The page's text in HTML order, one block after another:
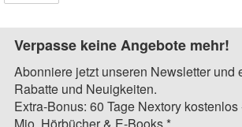
Verpasse keine Angebote mehr!
Abonniere jetzt unseren Newsletter und
Rabatte und Neuigkeiten.
Extra-Bonus: 60 Tage Nextory